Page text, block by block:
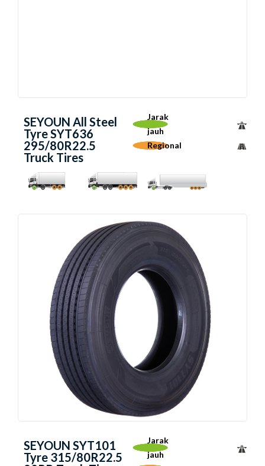
SEYOUN All Steel
Tyre SYT636
295/80R22.5
Truck Tires
Jarak
jauh
Regional
SEYOUN SYT101
Tyre 315/80R22.5
Jarak
jauh